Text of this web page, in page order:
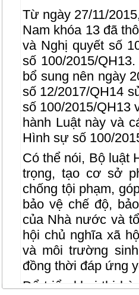
Từ ngày 27/11/
Nam khóa 13 đã
và Nghị quyết số
số 100/2015/
bổ sung nên ngày
số 12/2017/QH14
số 100/2015/QH13
hành Luật này và
Hình sự số 100/
Có thể nói, Bộ luật
trọng, tạo cơ sở
chống tội phạm,
bảo vệ chế độ,
của Nhà nước và
hội chủ nghĩa xã
và môi trường
đồng thời đáp ứng
Để triển khai thi